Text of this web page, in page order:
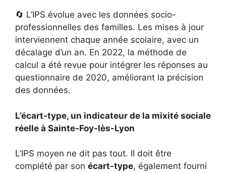
🔄 L’IPS évolue avec les données socio-
professionnelles des familles. Les mises à jour
interviennent chaque année scolaire, avec un
décalage d’un an. En 2022, la méthode de
calcul a été revue pour intégrer les réponses au
questionnaire de 2020, améliorant la précision
des données.
L’écart-type, un indicateur de la mixité sociale
réelle à Sainte-Foy-lès-Lyon
L’IPS moyen ne dit pas tout. Il doit être
complété par son écart-type, également fourni